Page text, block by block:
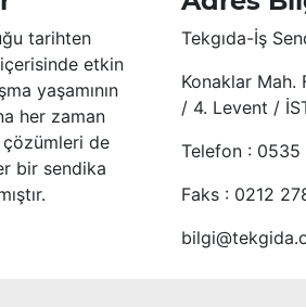
tarihten
etkin
yaşamının
her zaman
de
bir sendika
Tekgıda-İş
Konaklar Mah.
/ 4. Levent /
Telefon :
Faks : 0212